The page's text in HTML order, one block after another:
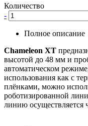
Количество
-
Полное описание
Chameleon XT
высотой до 48 мм и
автоматическом
использования как с
плёнками, можно
роботизированной
линию осуществляется